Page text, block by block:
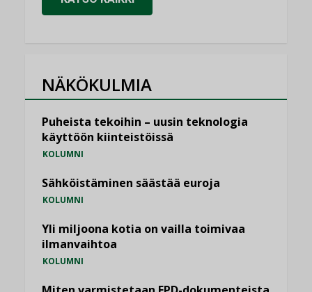
NÄKÖKULMIA
Puheista tekoihin – uusin teknologia
käyttöön kiinteistöissä
KOLUMNI
Sähköistäminen säästää euroja
KOLUMNI
Yli miljoona kotia on vailla toimivaa
ilmanvaihtoa
KOLUMNI